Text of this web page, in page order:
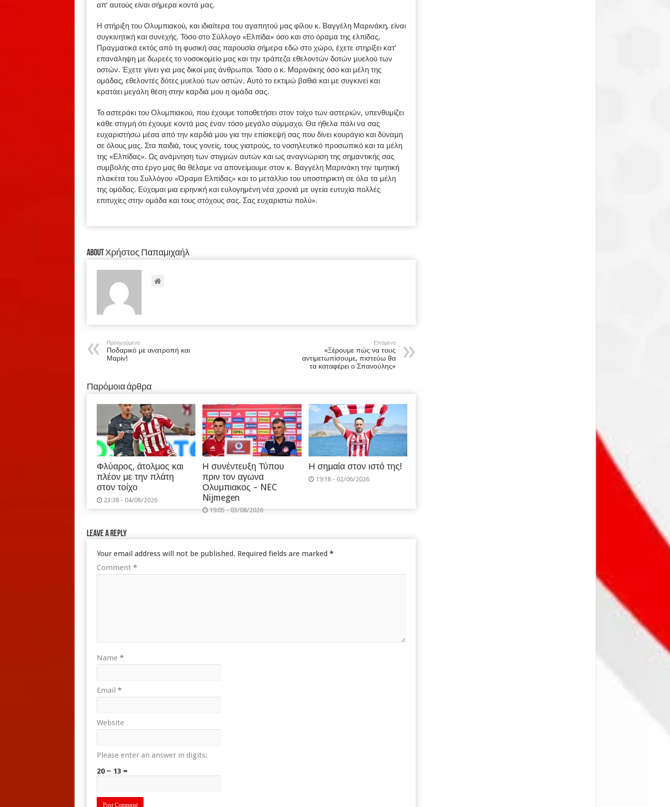
απ’ αυτούς είναι σήμερα κοντά μας.
Η στήριξη του Ολυμπιακού, και ιδιαίτερα του αγαπητού μας φίλου κ. Βαγγέλη Μαρινάκη, είναι
συγκινητική και συνεχής. Τόσο στο Σύλλογο «Ελπίδα» όσο και στο όραμα της ελπίδας.
Πραγματικά εκτός από τη φυσική σας παρουσία σήμερα εδώ στο χώρο, έχετε στηρίξει κατ’
επανάληψη με δωρεές το νοσοκομείο μας και την τράπεζα εθελοντών δοτών μυελού των
οστών. Έχετε γίνει για μας δικοί μας άνθρωποι. Τόσο ο κ. Μαρινάκης όσο και μέλη της
ομάδας, εθελοντές δότες μυελού των οστών. Αυτό το εκτιμώ βαθιά και με συγκινεί και
κρατάει μεγάλη θέση στην καρδιά μου η ομάδα σας.
Το αστεράκι του Ολυμπιακού, που έχουμε τοποθετήσει στον τοίχο των αστεριών, υπενθυμίζει
κάθε στιγμή ότι έχουμε κοντά μας έναν τόσο μεγάλο σύμμαχο. Θα ήθελα πάλι να σας
ευχαριστήσω μέσα από την καρδιά μου για την επίσκεψή σας που δίνει κουράγιο και δύναμη
σε όλους μας. Στα παιδιά, τους γονείς, τους γιατρούς, το νοσηλευτικό προσωπικό και τα μέλη
της «Ελπίδας». Ως ανάμνηση των στιγμών αυτών και ως αναγνώριση της σημαντικής σας
συμβολής στο έργο μας θα θέλαμε να απονείμουμε στον κ. Βαγγέλη Μαρινάκη την τιμητική
πλακέτα του Συλλόγου «Όραμα Ελπίδας» και το μετάλλιο του υποστηρικτή σε όλα τα μέλη
της ομάδας. Εύχομαι μια ειρηνική και ευλογημένη νέα χρονιά με υγεία ευτυχία πολλές
επιτυχίες στην ομάδα και τους στόχους σας. Σας ευχαριστώ πολύ».
About Χρήστος Παπαμιχαήλ
Προηγούμενο
Ποδαρικό με ανατροπή και
Μαρίν!
Επόμενο
«Ξέρουμε πώς να τους
αντιμετωπίσουμε, πιστεύω θα
τα καταφέρει ο Σπανούλης»
Παρόμοια άρθρα
Φλύαρος, άτολμος και
πλέον με την πλάτη
στον τοίχο
23:38 - 04/08/2026
Η συνέντευξη Τύπου
πριν τον αγωνα
Ολυμπιακος – NEC
Nijmegen
19:05 - 03/08/2026
Η σημαία στον ιστό της!
19:18 - 02/06/2026
Leave a Reply
Your email address will not be published. Required fields are marked *
Comment *
Name *
Email *
Website
Please enter an answer in digits:
20 − 13 =